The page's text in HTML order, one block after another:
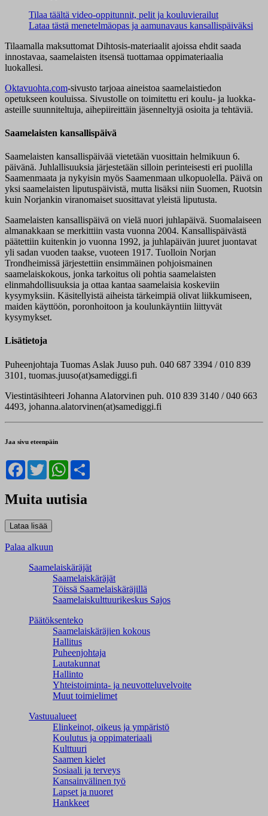
Tilaa täältä video-oppitunnit, pelit ja kouluvierailut
Lataa tästä menetelmäopas ja aamunavaus kansallispäiväksi
Tilaamalla maksuttomat Dihtosis-materiaalit ajoissa ehdit saada
innostavaa, saamelaisten itsensä tuottamaa oppimateriaalia
luokallesi.
Oktavuohta.com-sivusto tarjoaa aineistoa saamelaistiedon
opetukseen kouluissa. Sivustolle on toimitettu eri koulu- ja luokka-
asteille suunniteltuja, aihepiireittäin jäsenneltyjä osioita ja tehtäviä.
Saamelaisten kansallispäivä
Saamelaisten kansallispäivää vietetään vuosittain helmikuun 6.
päivänä. Juhlallisuuksia järjestetään silloin perinteisesti eri puolilla
Saamenmaata ja nykyisin myös Saamenmaan ulkopuolella. Päivä on
yksi saamelaisten liputuspäivistä, mutta lisäksi niin Suomen, Ruotsin
kuin Norjankin viranomaiset suosittavat yleistä liputusta.
Saamelaisten kansallispäivä on vielä nuori juhlapäivä. Suomalaiseen
almanakkaan se merkittiin vasta vuonna 2004. Kansallispäivästä
päätettiin kuitenkin jo vuonna 1992, ja juhlapäivän juuret juontavat
yli sadan vuoden taakse, vuoteen 1917. Tuolloin Norjan
Trondheimissä järjestettiin ensimmäinen pohjoismainen
saamelaiskokous, jonka tarkoitus oli pohtia saamelaisten
elinmahdollisuuksia ja ottaa kantaa saamelaisia koskeviin
kysymyksiin. Käsitellyistä aiheista tärkeimpiä olivat liikkumiseen,
maiden käyttöön, poronhoitoon ja koulunkäyntiin liittyvät
kysymykset.
Lisätietoja
Puheenjohtaja Tuomas Aslak Juuso puh. 040 687 3394 / 010 839
3101, tuomas.juuso(at)samediggi.fi
Viestintäsihteeri Johanna Alatorvinen puh. 010 839 3140 / 040 663
4493, johanna.alatorvinen(at)samediggi.fi
Jaa sivu eteenpäin
Facebook
TwitterWhatsApp
Muita uutisia
Palaa alkuun
Saamelaiskäräjät
Saamelaiskäräjät
Töissä Saamelaiskäräjillä
Saamelaiskulttuuri­keskus Sajos
Päätöksenteko
Saamelaiskäräjien kokous
Hallitus
Puheenjohtaja
Lautakunnat
Hallinto
Yhteistoiminta- ja neuvotteluvelvoite
Muut toimielimet
Vastuualueet
Elinkeinot, oikeus ja ympäristö
Koulutus ja oppimateriaali
Kulttuuri
Saamen kielet
Sosiaali ja terveys
Kansainvälinen työ
Lapset ja nuoret
Hankkeet